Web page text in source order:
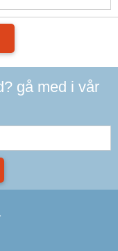
gå med i vår